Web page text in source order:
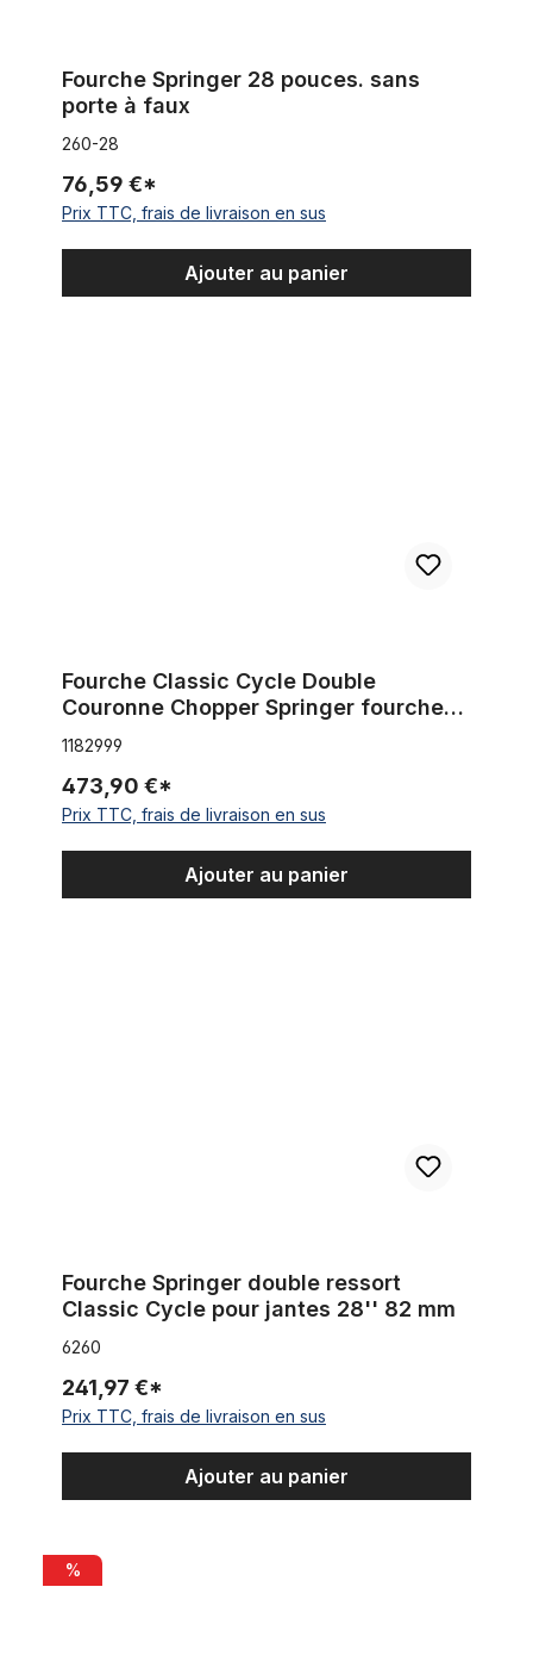
Fourche Springer 28 pouces. sans
porte à faux
260-28
76,59 €*
Prix TTC, frais de livraison en sus
Ajouter au panier
Fourche Classic Cycle Double
Couronne Chopper Springer fourche
1182999
473,90 €*
Prix TTC, frais de livraison en sus
Ajouter au panier
Fourche Springer double ressort
Classic Cycle pour jantes 28'' 82 mm
6260
241,97 €*
Prix TTC, frais de livraison en sus
Ajouter au panier
Fourche Downhill Upside - Down jusqu'à 26 "
%